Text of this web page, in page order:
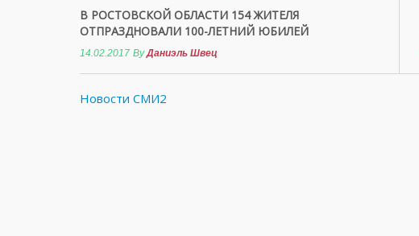
В РОСТОВСКОЙ ОБЛАСТИ 154 ЖИТЕЛЯ
ОТПРАЗДНОВАЛИ 100-ЛЕТНИЙ ЮБИЛЕЙ
14.02.2017 ByДаниэль Швец
Новости СМИ2